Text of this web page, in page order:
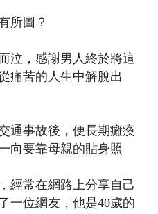
所圖？
泣，感謝男人終於將這
痛苦的人生中解脫出
通事故後，便長期癱瘓
向要靠母親的貼身照
經常在網路上分享自己
一位網友，他是40歲的